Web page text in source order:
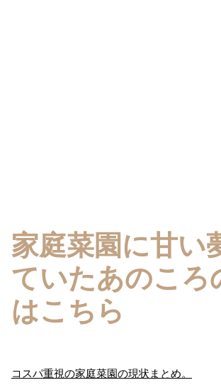
家庭菜園に甘い
ていたあのころ
はこちら
コスパ重視の家庭菜園の現状まとめ。